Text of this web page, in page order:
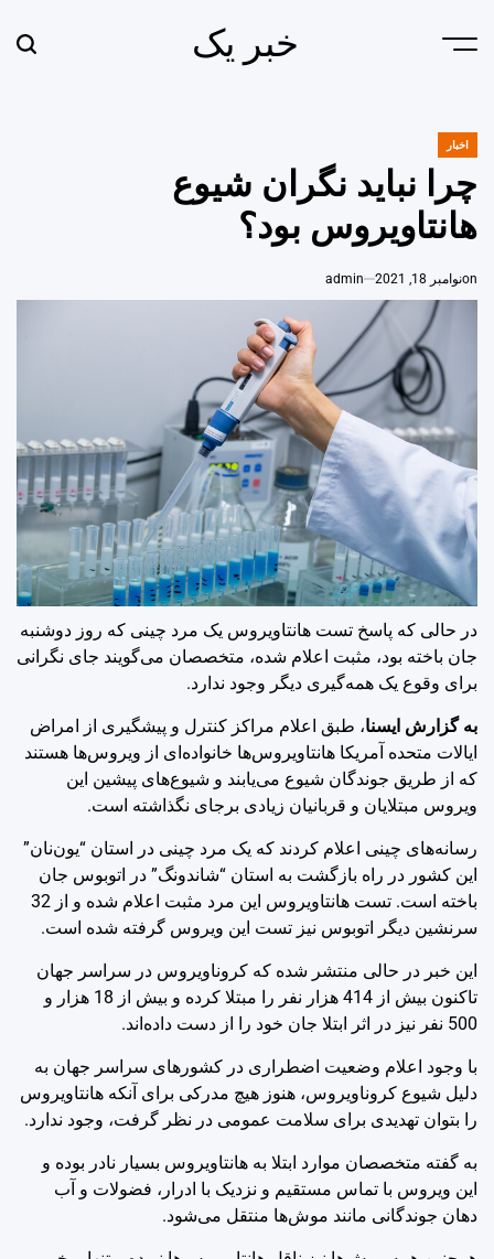
Menu خبر یک
POSTED
اخبار
چرا نباید نگران شیوع
هانتاویروس بود؟
onنوامبر 18, 2021 admin
در حالی‌ که پاسخ تست هانتاویروس یک مرد چینی که روز دوشنبه
جان باخته بود، مثبت اعلام شده، متخصصان می‌گویند جای نگرانی
برای وقوع یک همه‌گیری دیگر وجود ندارد.
به گزارش ایسنا، طبق اعلام مراکز کنترل و پیشگیری از امراض
ایالات متحده آمریکا هانتاویروس‌ها خانواده‌ای از ویروس‌ها هستند
که از طریق جوندگان شیوع می‌یابند و شیوع‌های پیشین این
ویروس مبتلایان و قربانیان زیادی برجای نگذاشته است.
رسانه‌های چینی اعلام کردند که یک مرد چینی در استان “یون‌نان”
این کشور در راه بازگشت به استان “شاندونگ” در اتوبوس جان
باخته است. تست هانتاویروس این مرد مثبت اعلام شده و از 32
سرنشین دیگر اتوبوس نیز تست این ویروس گرفته شده است.
این خبر در حالی منتشر شده که کروناویروس در سراسر جهان
تاکنون بیش از 414 هزار نفر را مبتلا کرده و بیش از 18 هزار و
500 نفر نیز در اثر ابتلا جان خود را از دست داده‌اند.
با وجود اعلام وضعیت اضطراری در کشورهای سراسر جهان به
دلیل شیوع کروناویروس، هنوز هیچ مدرکی برای آنکه هانتاویروس
را بتوان تهدیدی برای سلامت عمومی در نظر گرفت، وجود ندارد.
به گفته متخصصان موارد ابتلا به هانتاویروس بسیار نادر بوده و
این ویروس با تماس مستقیم و نزدیک با ادرار، فضولات و آب
دهان جوندگانی مانند موش‌ها منتقل می‌شود.